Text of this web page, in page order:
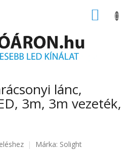
KOSÁR
lánc,
3m, 3m vezeték,
Márka: Solight